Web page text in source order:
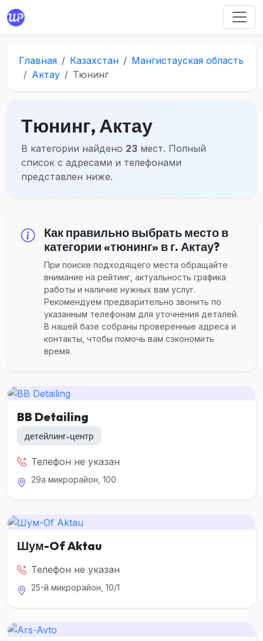
Главная Казахстан
Мангистауская область
Актау
Тюнинг
Тюнинг, Актау
В категории найдено 23 мест. Полный
список с адресами и телефонами
представлен ниже.
Как правильно выбрать место в
категории «тюнинг» в г. Актау?
При поиске подходящего места обращайте
внимание на рейтинг, актуальность графика
работы и наличие нужных вам услуг.
Рекомендуем предварительно звонить по
указанным телефонам для уточнения деталей.
В нашей базе собраны проверенные адреса и
контакты, чтобы помочь вам сэкономить
время.
BB Detailing
детейлинг-центр
Телефон не указан
29а микрорайон, 100
Шум-Of Aktau
Телефон не указан
25-й микрорайон, 10/1